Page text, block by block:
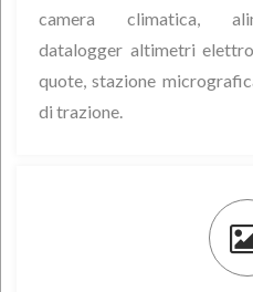
camera climatica,
datalogger altimetri
quote, stazione
di trazione.